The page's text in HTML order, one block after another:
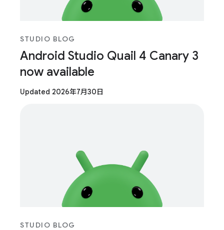
STUDIO BLOG
Android Studio Quail 4 Canary 3
now available
Updated 2026年7月30日
STUDIO BLOG